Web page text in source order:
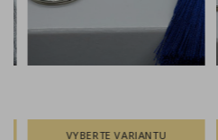
VYBERTE VARIANTU